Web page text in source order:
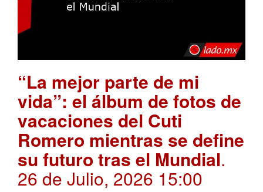
“La mejor parte de mi
vida”: el álbum de fotos de
vacaciones del Cuti
Romero mientras se define
su futuro tras el Mundial.
26 de Julio, 2026 15:00